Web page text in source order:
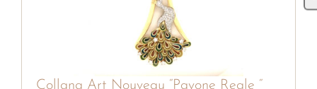
Collana Art Nouveau “Pavone Reale “